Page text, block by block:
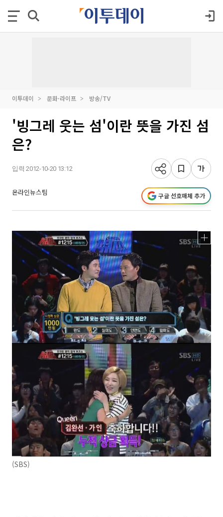
이투데이 문화·라이프 방송/TV
'빙그레 웃는 섬'이란 뜻을 가진 섬
은?
입력 2012-10-20 13:12
온라인뉴스팀 구글 선호매체 추가
(SBS)